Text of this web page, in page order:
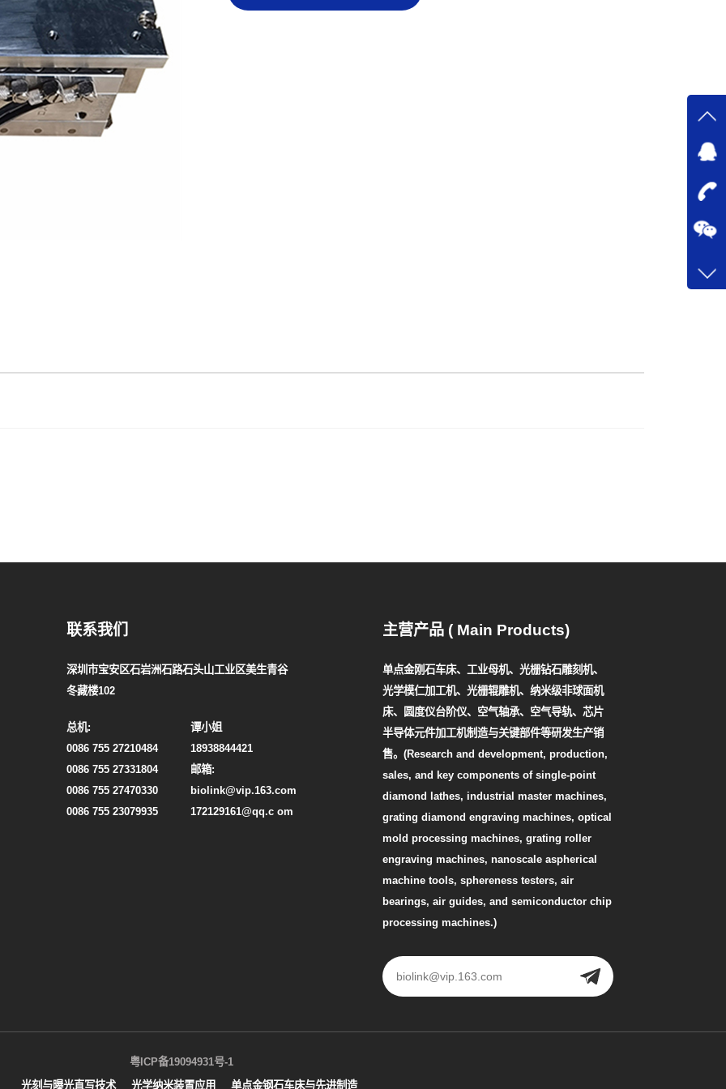
联系我们
深圳市宝安区石岩洲石路石头山工业区美生青谷
冬藏楼102
总机:
谭小姐
0086 755 27210484
18938844421
0086 755 27331804
邮箱:
0086 755 27470330
biolink@vip.163.com
0086 755 23079935
172129161@qq.c om
主营产品 ( Main Products)
单点金刚石车床、工业母机、光栅钻石雕刻机、
光学模仁加工机、光栅辊雕机、纳米级非球面机
床、圆度仪台阶仪、空气轴承、空气导轨、芯片
半导体元件加工机制造与关键部件等研发生产销
售。(Research and development, production,
sales, and key components of single-point
diamond lathes, industrial master machines,
grating diamond engraving machines, optical
mold processing machines, grating roller
engraving machines, nanoscale aspherical
machine tools, sphereness testers, air
bearings, air guides, and semiconductor chip
processing machines.)
粤ICP备19094931号-1
光刻与曝光直写技术
光学纳米装置应用 单点金钢石车床与先进制造